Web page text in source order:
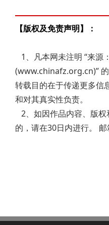
【版权及免责声明】：
1、凡本网未注明 “来源
(www.chinafz.org.cn)”
转载目的在于传递更多信
和对其真实性负责。
2、如因作品内容、版
的，请在30日内进行。